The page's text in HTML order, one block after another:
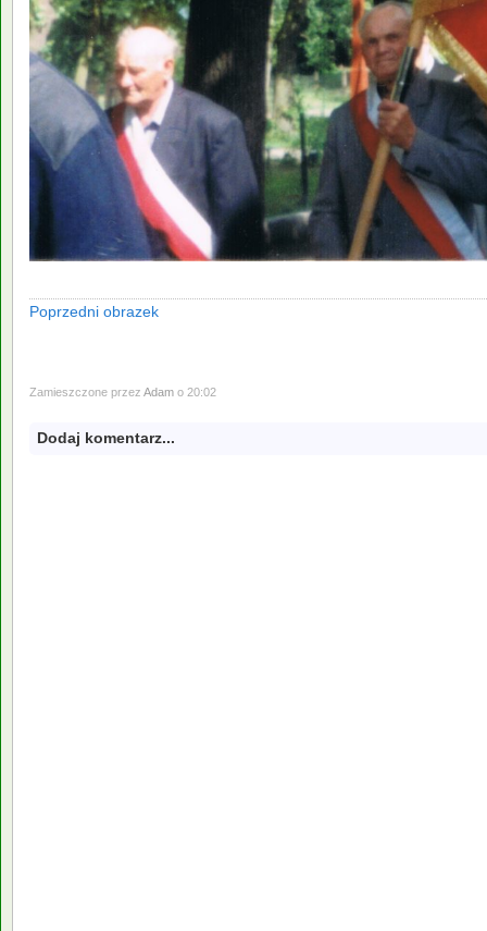
Poprzedni obrazek
Zamieszczone przez Adam o 20:02
Dodaj komentarz...